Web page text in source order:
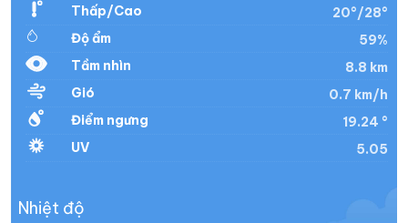
Thấp/Cao
20°/28°
Độ ẩm
59%
Tầm nhìn
8.8 km
Gió
0.7 km/h
Điểm ngưng
19.24 °
UV
5.05
Nhiệt độ